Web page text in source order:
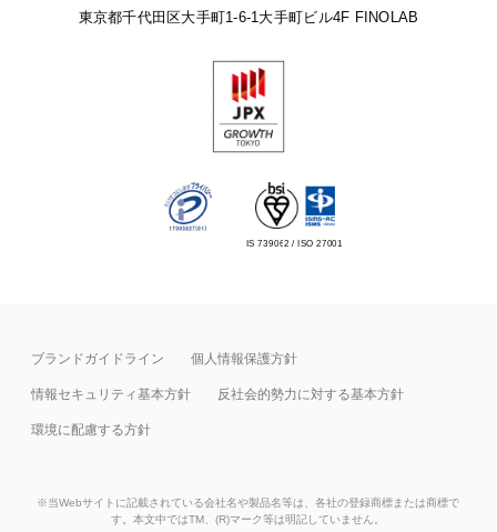
東京都千代田区大手町1-6-1 大手町ビル4F FINOLAB
IS 739062 / ISO 27001
ブランドガイドライン 個人情報保護方針
情報セキュリティ基本⽅針 反社会的勢力に対する基本方針
環境に配慮する方針
※当Webサイトに記載されている会社名や製品名等は、各社の登録商標または商標で
す。本文中ではTM、(R)マーク等は明記していません。